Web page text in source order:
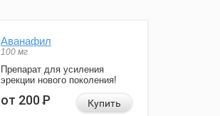
Аванафил
100 мг
Препарат для усиления
эрекции нового поколения!
от 200Р Купить